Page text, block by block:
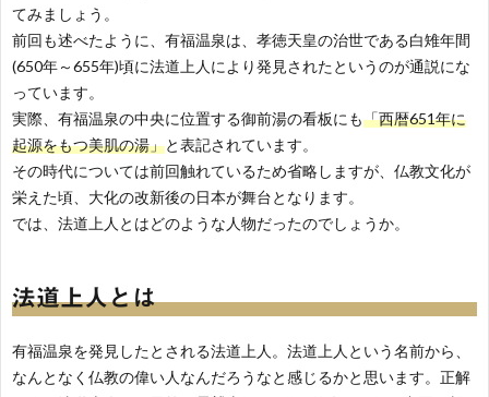
航
てみましょう。
前回も述べたように、有福温泉は、孝徳天皇の治世である白雉年間
(650年～655年)頃に法道上人により発見されたというのが通説にな
っています。
実際、有福温泉の中央に位置する御前湯の看板にも「西暦651年に
起源をもつ美肌の湯」と表記されています。
その時代については前回触れているため省略しますが、仏教文化が
栄えた頃、大化の改新後の日本が舞台となります。
では、法道上人とはどのような人物だったのでしょうか。
法道上人とは
有福温泉を発見したとされる法道上人。法道上人という名前から、
なんとなく仏教の偉い人なんだろうなと感じるかと思います。正解